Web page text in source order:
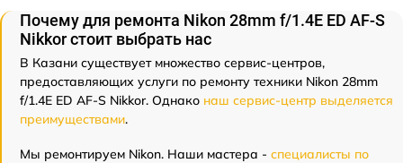
Почему для ремонта Nikon 28mm f/1.4E ED AF-S
Nikkor стоит выбрать нас
В Казани существует множество сервис-центров,
предоставляющих услуги по ремонту техники Nikon 28mm
f/1.4E ED AF-S Nikkor. Однако наш сервис-центр выделяется
преимуществами.
Мы ремонтируем Nikon. Наши мастера - специалисты по